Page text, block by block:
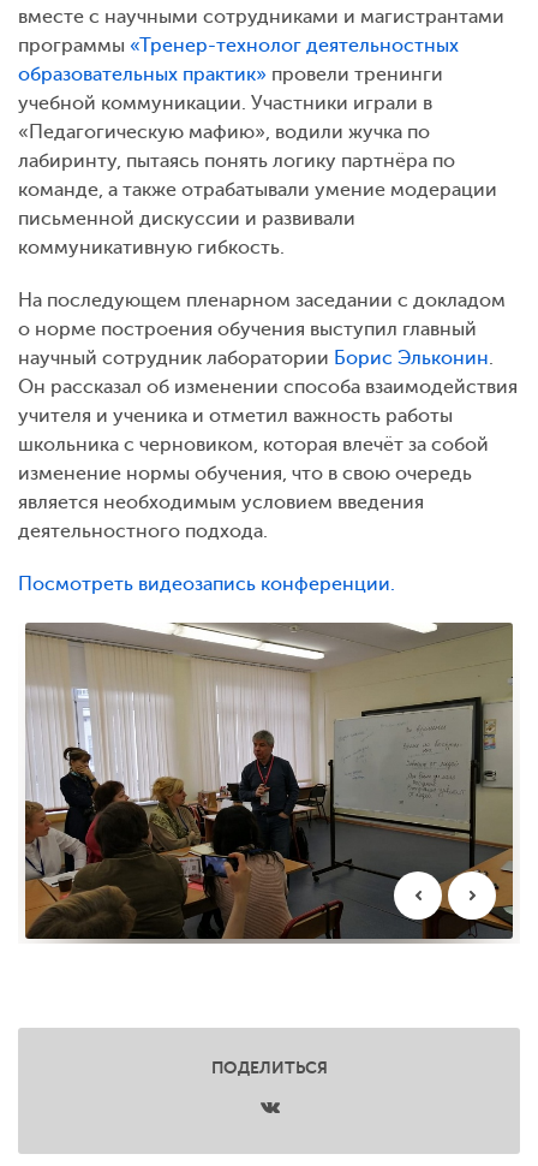
вместе с научными сотрудниками и магистрантами
программы «Тренер-технолог деятельностных
образовательных практик» провели тренинги
учебной коммуникации. Участники играли в
«Педагогическую мафию», водили жучка по
лабиринту, пытаясь понять логику партнёра по
команде, а также отрабатывали умение модерации
письменной дискуссии и развивали
коммуникативную гибкость.
На последующем пленарном заседании с докладом
о норме построения обучения выступил главный
научный сотрудник лаборатории Борис Эльконин.
Он рассказал об изменении способа взаимодействия
учителя и ученика и отметил важность работы
школьника с черновиком, которая влечёт за собой
изменение нормы обучения, что в свою очередь
является необходимым условием введения
деятельностного подхода.
Посмотреть видеозапись конференции.
ПОДЕЛИТЬСЯ